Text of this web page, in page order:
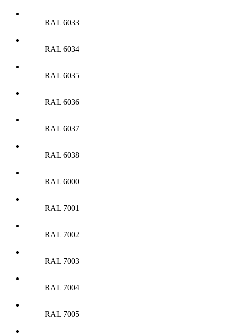
RAL 6033
RAL 6034
RAL 6035
RAL 6036
RAL 6037
RAL 6038
RAL 6000
RAL 7001
RAL 7002
RAL 7003
RAL 7004
RAL 7005